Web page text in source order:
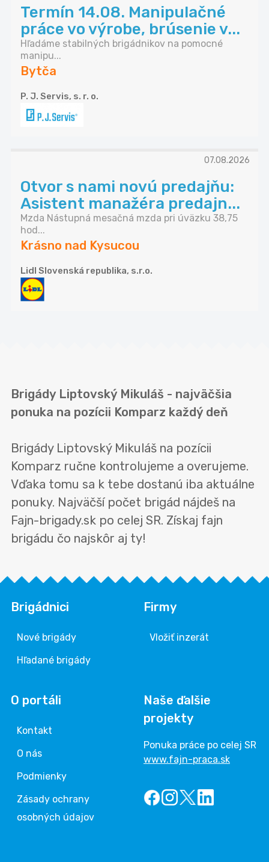
Termín 14.08. Manipulačné
práce vo výrobe, brúsenie v...
Hľadáme stabilných brigádnikov na pomocné
manipu...
Bytča
P. J. Servis, s. r. o.
07.08.2026
Otvor s nami novú predajňu:
Asistent manažéra predajn...
Mzda Nástupná mesačná mzda pri úväzku 38,75
hod...
Krásno nad Kysucou
Lidl Slovenská republika, s.r.o.
Brigády Liptovský Mikuláš - najväčšia
ponuka na pozícii Komparz každý deň
Brigády Liptovský Mikuláš na pozícii
Komparz ručne kontrolujeme a overujeme.
Vďaka tomu sa k tebe dostanú iba aktuálne
ponuky. Najväčší počet brigád nájdeš na
Fajn-brigady.sk po celej SR. Získaj fajn
brigádu čo najskôr aj ty!
Brigádnici
Nové brigády
Hľadané brigády
Firmy
Vložiť inzerát
O portáli
Kontakt
O nás
Podmienky
Zásady ochrany
osobných údajov
Naše ďalšie
projekty
Ponuka práce po celej SR
www.fajn-praca.sk